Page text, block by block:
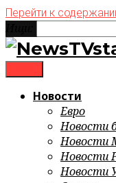
Перейти к
Новости
Евро
Новости
Новости
Новости
Новости